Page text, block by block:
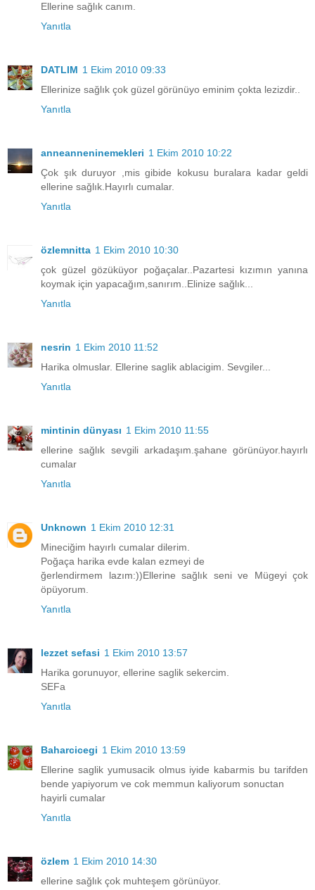
Ellerine sağlık canım.
Yanıtla
DATLIM 1 Ekim 2010 09:33
Ellerinize sağlık çok güzel görünüyo eminim çokta lezizdir..
Yanıtla
anneanneninemekleri 1 Ekim 2010 10:22
Çok şık duruyor ,mis gibide kokusu buralara kadar geldi
ellerine sağlık.Hayırlı cumalar.
Yanıtla
özlemnitta 1 Ekim 2010 10:30
çok güzel gözüküyor poğaçalar..Pazartesi kızımın yanına
koymak için yapacağım,sanırım..Elinize sağlık...
Yanıtla
nesrin 1 Ekim 2010 11:52
Harika olmuslar. Ellerine saglik ablacigim. Sevgiler...
Yanıtla
mintinin dünyası 1 Ekim 2010 11:55
ellerine sağlık sevgili arkadaşım.şahane görünüyor.hayırlı
cumalar
Yanıtla
Unknown 1 Ekim 2010 12:31
Mineciğim hayırlı cumalar dilerim.
Poğaça harika evde kalan ezmeyi de
ğerlendirmem lazım:))Ellerine sağlık seni ve Mügeyi çok
öpüyorum.
Yanıtla
lezzet sefasi 1 Ekim 2010 13:57
Harika gorunuyor, ellerine saglik sekercim.
SEFa
Yanıtla
Baharcicegi 1 Ekim 2010 13:59
Ellerine saglik yumusacik olmus iyide kabarmis bu tarifden
bende yapiyorum ve cok memmun kaliyorum sonuctan
hayirli cumalar
Yanıtla
özlem 1 Ekim 2010 14:30
ellerine sağlık çok muhteşem görünüyor.